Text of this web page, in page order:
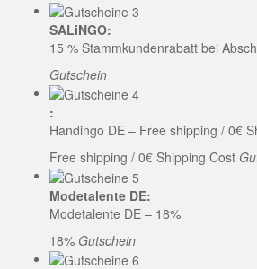
SALiNGO:
15 % Stammkundenrabatt bei
Gutschein
:
Handingo DE – Free shipping / 0€
Free shipping / 0€ Shipping Cost
Modetalente DE:
Modetalente DE – 18%
18% Gutschein